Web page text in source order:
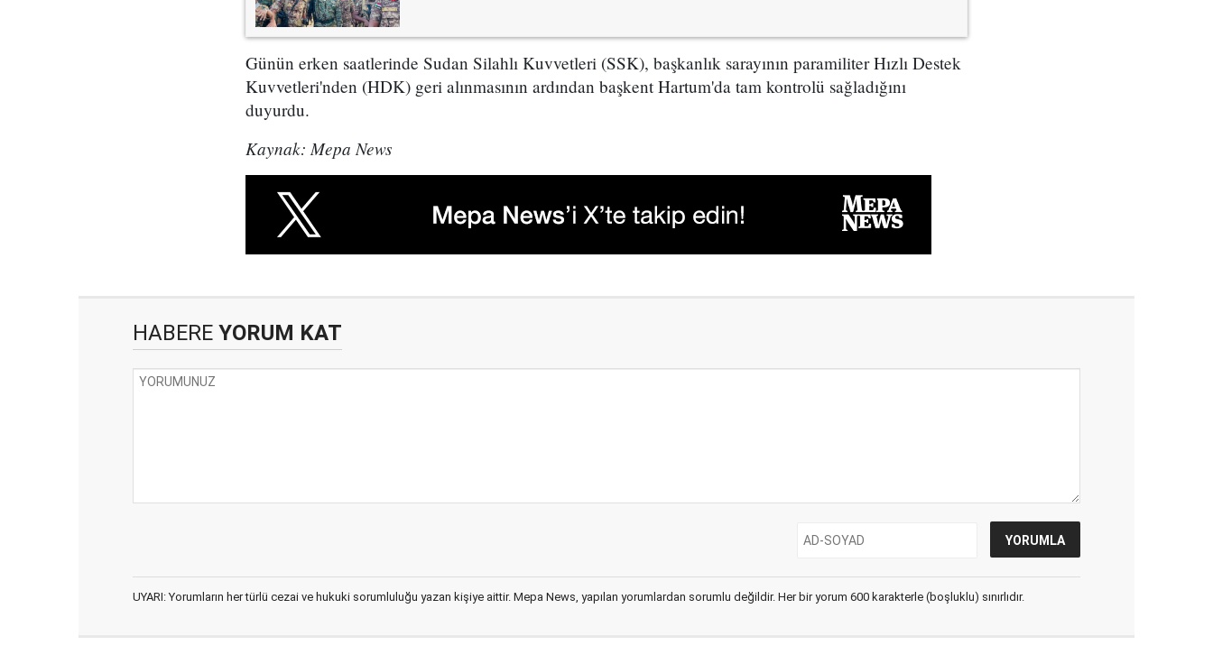
Günün erken saatlerinde Sudan Silahlı Kuvvetleri (SSK), başkanlık sarayının paramiliter Hızlı Destek
Kuvvetleri'nden (HDK) geri alınmasının ardından başkent Hartum'da tam kontrolü sağladığını
duyurdu.
Kaynak: Mepa News
HABERE YORUM KAT
UYARI: Yorumların her türlü cezai ve hukuki sorumluluğu yazan kişiye aittir. Mepa News, yapılan yorumlardan sorumlu değildir. Her bir yorum 600 karakterle (boşluklu) sınırlıdır.